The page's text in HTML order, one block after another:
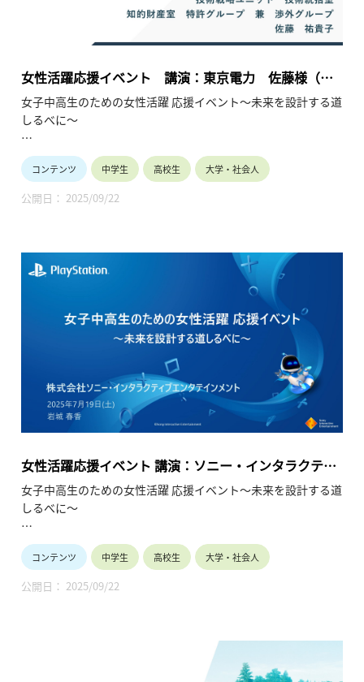
女性活躍応援イベント 講演：東京電力 佐藤様（電
力／知財）（2025年7月19日）
女子中高生のための女性活躍 応援イベント～未来を設計する道
しるべに～
女子中高生の皆様へ
10年後、私は何をしているんだろう？多様な未来の中で、企業
で活躍することは有力な選択肢です。現在企業で活躍中の少し
先輩の経験談を聞く事ができる大変貴重な機会です。
保護者や教員の皆様へ
ダイバーシティ、男女共同参画、リケジョが時代のキーワード
産業界は女子の活躍の場を拡大して参ります。お子様や生徒と
将来を語り合うきっかけにしてください。
コンテンツ 中学生 高校生 大学・社会人
公開日： 2025/09/22
女性活躍応援イベント 講演：ソニー・インタラクティ
ブエンタテインメント 岩城様（ゲーム・エンタテイ
ンメント／システム開発）（2025年7月19日）
女子中高生のための女性活躍 応援イベント～未来を設計する道
しるべに～
女子中高生の皆様へ
10年後、私は何をしているんだろう？多様な未来の中で、企業
で活躍することは有力な選択肢です。現在企業で活躍中の少し
先輩の経験談を聞く事ができる大変貴重な機会です。
ダイバーシティ、男女共同参画、リケジョが時代のキーワード
コンテンツ 中学生 高校生 大学・社会人
公開日： 2025/09/22